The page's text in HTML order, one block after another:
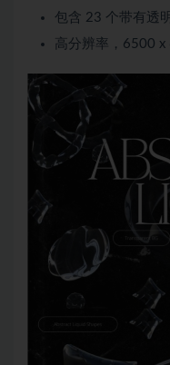
包含 23 个带有透
高分辨率，6500 x